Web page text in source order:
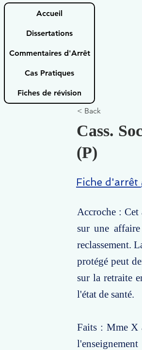
Accueil
Dissertations
Commentaires d'Arrêt
Cas Pratiques
Fiches de révision
< Back
Cass.
(P)
Fiche d'arrêt
Accroche : Cet
sur une
reclassement.
protégé peut
sur la retraite
l'état de santé.
Faits : Mme X